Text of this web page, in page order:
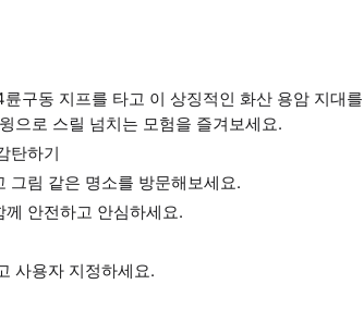
구동 지프를 타고 이 상징적인 화산 용암 지대
으로 스릴 넘치는 모험을 즐겨보세요.
탄하기
그림 같은 명소를 방문해보세요.
안전하고 안심하세요.
사용자 지정하세요.